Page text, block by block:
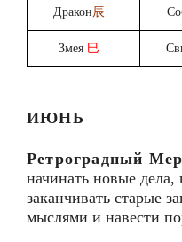
Дракон辰
Змея 巳
ИЮНЬ
Ретроградный
начинать новые дела,
заканчивать старые
мыслями и навести